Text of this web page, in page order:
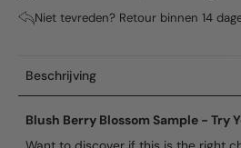
Niet tevreden? Retour binnen 14
Beschrijving
Blush Berry Blossom Sample - Try